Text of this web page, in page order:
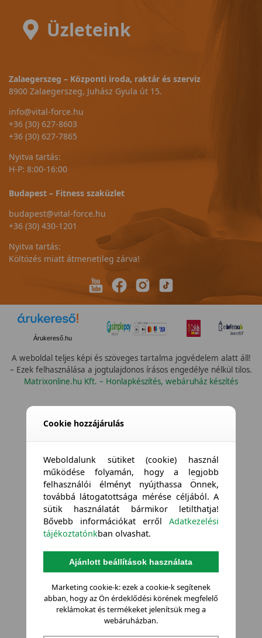
Üzleteink
Zalaegerszeg – Központi iroda, raktár és szerviz
8900 Zalaegerszeg, Juhász Gyula út 15.
info@vital-force.hu
+36 (30) 627-8603
+36 (30) 627-7865
Nyitva tartás:
H-P: 8:00-16:00
Budapest – Fitness szaküzlet
budapest@vital-force.hu
+36 (30) 430-1201
Nyitva tartás:
Költözés miatt átmenetileg zárva!
Árukereső.hu
A weboldal teljes képi és szöveges tartalma jogvédelem alatt áll!
– Ezek felhasználása a jogtulajdonos írásos engedélye nélkül tilos.
Matrixonline.hu Kft. – Honlapkészítés, webáruház készítés
Cookie hozzájárulás
Weboldalunk sütiket (cookie) használ
működése folyamán, hogy a legjobb
felhasználói élményt nyújthassa Önnek,
továbbá látogatottsága mérése céljából. A
sütik használatát bármikor letilthatja!
Bővebb információkat errőlAdatkezelési
tájékoztatónkban olvashat.
Ajánlott beállítások használata
Marketing cookie-k: ezek a cookie-k segítenek
abban, hogy az Ön érdeklődési körének megfelelő
reklámokat és termékeket jelenítsük meg a
webáruházban.